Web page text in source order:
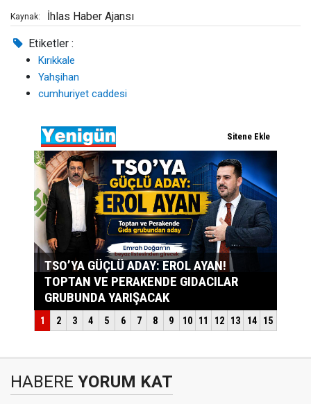
Kaynak: İhlas Haber Ajansı
Etiketler :
Kırıkkale
Yahşihan
cumhuriyet caddesi
HABERE YORUM KAT